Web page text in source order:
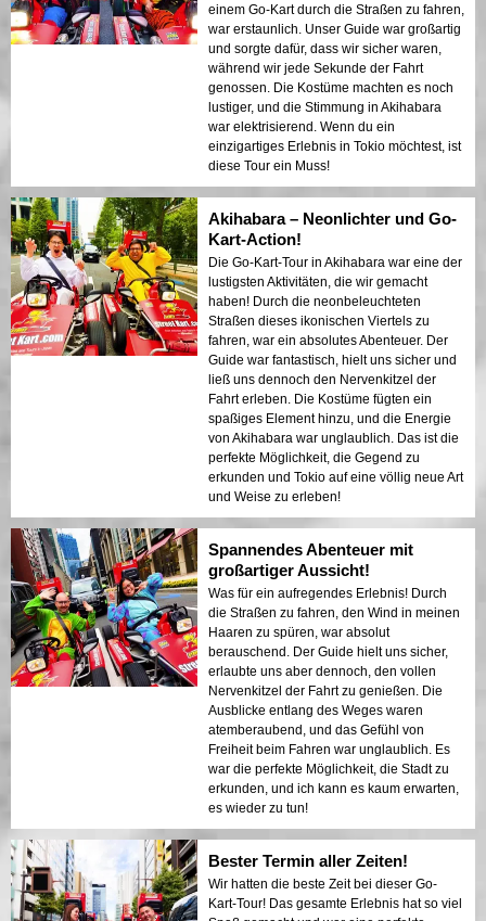
einem Go-Kart durch die Straßen zu fahren,
war erstaunlich. Unser Guide war großartig
und sorgte dafür, dass wir sicher waren,
während wir jede Sekunde der Fahrt
genossen. Die Kostüme machten es noch
lustiger, und die Stimmung in Akihabara
war elektrisierend. Wenn du ein
einzigartiges Erlebnis in Tokio möchtest, ist
diese Tour ein Muss!
Akihabara – Neonlichter und Go-
Kart-Action!
Die Go-Kart-Tour in Akihabara war eine der
lustigsten Aktivitäten, die wir gemacht
haben! Durch die neonbeleuchteten
Straßen dieses ikonischen Viertels zu
fahren, war ein absolutes Abenteuer. Der
Guide war fantastisch, hielt uns sicher und
ließ uns dennoch den Nervenkitzel der
Fahrt erleben. Die Kostüme fügten ein
spaßiges Element hinzu, und die Energie
von Akihabara war unglaublich. Das ist die
perfekte Möglichkeit, die Gegend zu
erkunden und Tokio auf eine völlig neue Art
und Weise zu erleben!
Spannendes Abenteuer mit
großartiger Aussicht!
Was für ein aufregendes Erlebnis! Durch
die Straßen zu fahren, den Wind in meinen
Haaren zu spüren, war absolut
berauschend. Der Guide hielt uns sicher,
erlaubte uns aber dennoch, den vollen
Nervenkitzel der Fahrt zu genießen. Die
Ausblicke entlang des Weges waren
atemberaubend, und das Gefühl von
Freiheit beim Fahren war unglaublich. Es
war die perfekte Möglichkeit, die Stadt zu
erkunden, und ich kann es kaum erwarten,
es wieder zu tun!
Bester Termin aller Zeiten!
Wir hatten die beste Zeit bei dieser Go-
Kart-Tour! Das gesamte Erlebnis hat so viel